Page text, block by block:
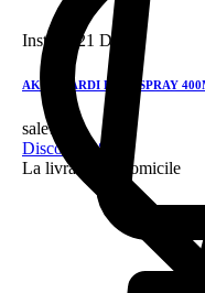
Instock 21 DH
AKAT GARDI HAIR SPRAY
sale!
Discount 28%
La livraison a domicile